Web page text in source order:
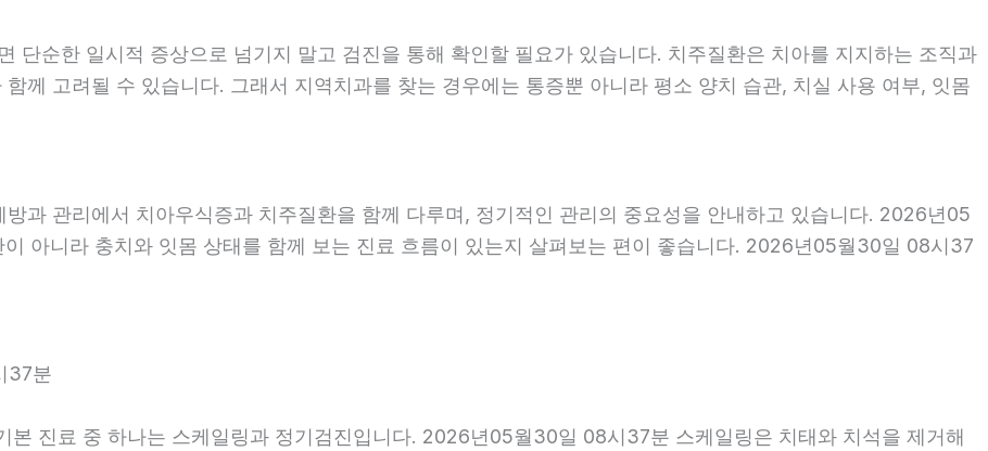
단순한 일시적 증상으로 넘기지 말고 검진을 통해 확인할 필요가 있습니다. 치주질환은 치아를 지지하는 조직과
께 고려될 수 있습니다. 그래서 지역치과를 찾는 경우에는 통증뿐 아니라 평소 양치 습관, 치실 사용 여부, 잇몸
과 관리에서 치아우식증과 치주질환을 함께 다루며, 정기적인 관리의 중요성을 안내하고 있습니다. 2026년05
아니라 충치와 잇몸 상태를 함께 보는 진료 흐름이 있는지 살펴보는 편이 좋습니다. 2026년05월30일 08시37
37분
진료 중 하나는 스케일링과 정기검진입니다. 2026년05월30일 08시37분 스케일링은 치태와 치석을 제거해